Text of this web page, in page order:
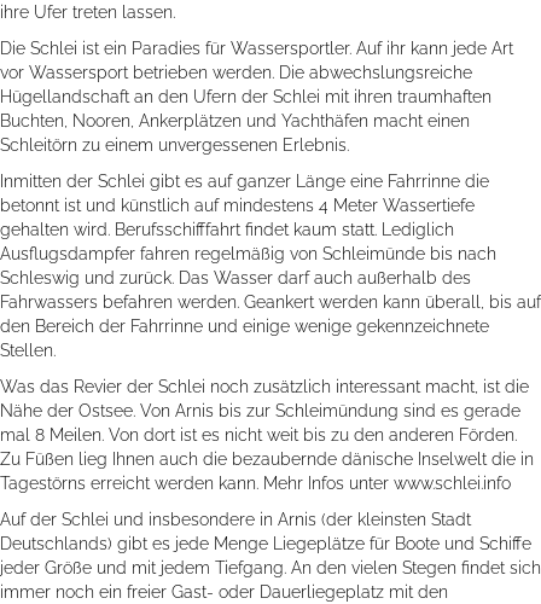
ihre Ufer treten lassen.
Die Schlei ist ein Paradies für Wassersportler. Auf ihr kann jede Art
vor Wassersport betrieben werden. Die abwechslungsreiche
Hügellandschaft an den Ufern der Schlei mit ihren traumhaften
Buchten, Nooren, Ankerplätzen und Yachthäfen macht einen
Schleitörn zu einem unvergessenen Erlebnis.
Inmitten der Schlei gibt es auf ganzer Länge eine Fahrrinne die
betonnt ist und künstlich auf mindestens 4 Meter Wassertiefe
gehalten wird. Berufsschifffahrt findet kaum statt. Lediglich
Ausflugsdampfer fahren regelmäßig von Schleimünde bis nach
Schleswig und zurück. Das Wasser darf auch außerhalb des
Fahrwassers befahren werden. Geankert werden kann überall, bis auf
den Bereich der Fahrrinne und einige wenige gekennzeichnete
Stellen.
Was das Revier der Schlei noch zusätzlich interessant macht, ist die
Nähe der Ostsee. Von Arnis bis zur Schleimündung sind es gerade
mal 8 Meilen. Von dort ist es nicht weit bis zu den anderen Förden.
Zu Füßen lieg Ihnen auch die bezaubernde dänische Inselwelt die in
Tagestörns erreicht werden kann. Mehr Infos unter www.schlei.info
Auf der Schlei und insbesondere in Arnis (der kleinsten Stadt
Deutschlands) gibt es jede Menge Liegeplätze für Boote und Schiffe
jeder Größe und mit jedem Tiefgang. An den vielen Stegen findet sich
immer noch ein freier Gast- oder Dauerliegeplatz mit den